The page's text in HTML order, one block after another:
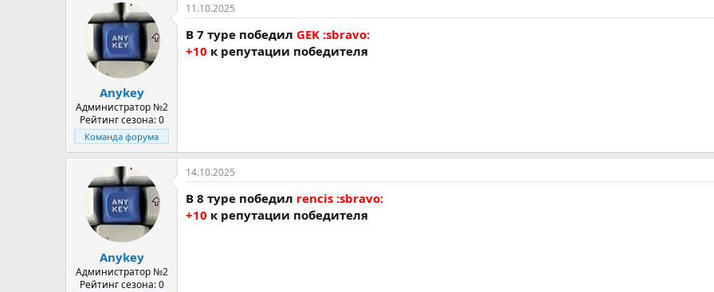
Anykey
Администратор №2
Рейтинг сезона: 0
Команда форума
11.10.2025
В 7 туре победил GEK :sbravo:
+10 к репутации победителя
Anykey
Администратор №2
Рейтинг сезона: 0
14.10.2025
В 8 туре победил rencis :sbravo:
+10 к репутации победителя